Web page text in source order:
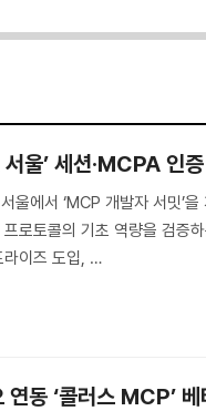
울’ 세션·MCPA 인증
울에서 ‘MCP 개발자 서밋’
로토콜의 기초 역량을 검증
라이즈 도입, …
동 ‘콜러스 MCP’ 베